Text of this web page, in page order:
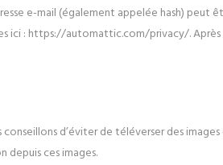
e-mail (également appelée hash) peut
ici : https://automattic.com/privacy/.
conseillons d’éviter de téléverser des
depuis ces images.